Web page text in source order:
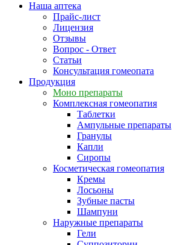
Наша аптека
Прайс-лист
Лицензия
Отзывы
Вопрос - Ответ
Статьи
Консультация гомеопата
Продукция
Моно препараты
Комплексная гомеопатия
Таблетки
Ампульные препараты
Гранулы
Капли
Сиропы
Косметическая гомеопатия
Кремы
Лосьоны
Зубные пасты
Шампуни
Наружные препараты
Гели